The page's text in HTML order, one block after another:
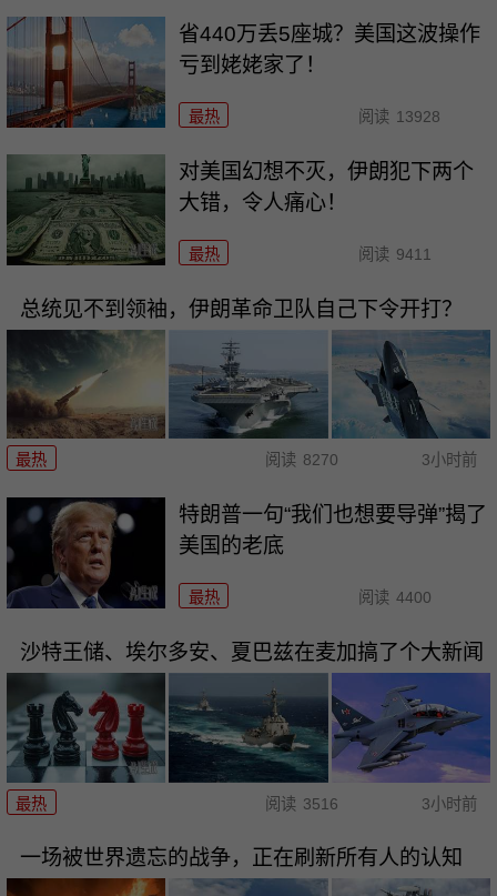
省440万丢5座城？美国这波操作
亏到姥姥家了！
最热 阅读 13928
对美国幻想不灭，伊朗犯下两个
大错，令人痛心！
最热 阅读 9411
总统见不到领袖，伊朗革命卫队自己下令开打？
最热 阅读 8270 3小时前
特朗普一句“我们也想要导弹”揭了
美国的老底
最热 阅读 4400
沙特王储、埃尔多安、夏巴兹在麦加搞了个大新闻
最热 阅读 3516 3小时前
一场被世界遗忘的战争，正在刷新所有人的认知